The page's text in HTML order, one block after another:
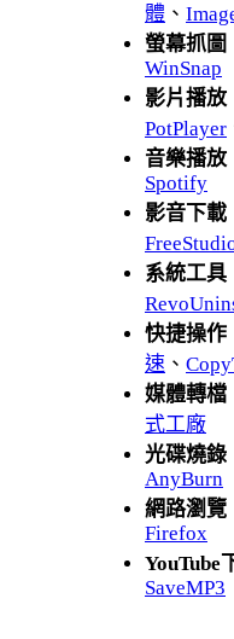
體 、
螢幕抓圖
WinSnap
影片播放
PotPlayer
音樂播放
Spotify
影音下載
系統工具
快捷操作
速 、
媒體轉檔
式工廠
光碟燒錄
AnyBurn
網路瀏覽
Firefox
YouTube
SaveMP3